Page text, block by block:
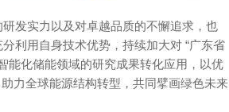
发实力以及对卓越品质的不懈追求，也
利用自身技术优势，持续加大对 “广东省
能化储能领域的研究成果转化应用，以优
力全球能源结构转型，共同擘画绿色未来